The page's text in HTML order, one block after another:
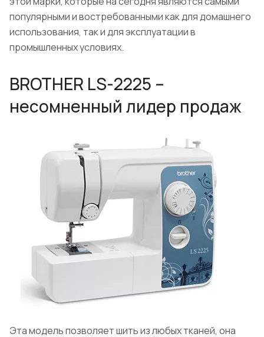
популярными и востребованными как для домашнего
использования, так и для эксплуатации в
промышленных условиях.
BROTHER LS-2225 –
несомненный лидер продаж
Эта модель позволяет шить из любых тканей, она